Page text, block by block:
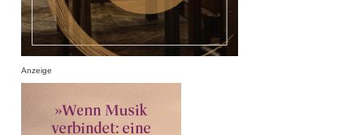
Anzeige